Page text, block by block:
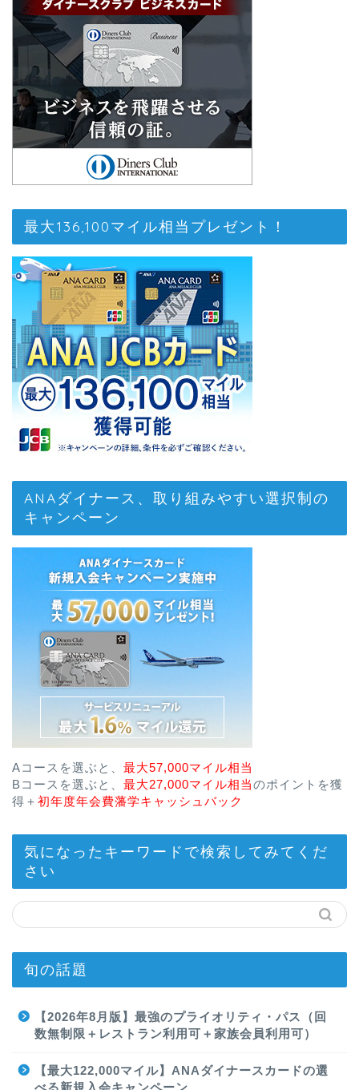
最大136,100マイル相当プレゼント！
ANAダイナース、取り組みやすい選択制の
キャンペーン
Aコースを選ぶと、 最大57,000マイル相当
Bコースを選ぶと、 最大27,000マイル相当のポイントを獲
得＋ 初年度年会費藩学キャッシュバック
気になったキーワードで検索してみてくだ
さい
旬の話題
【2026年8月版】最強のプライオリティ・パス（回
数無制限＋レストラン利用可＋家族会員利用可）
【最大122,000マイル】ANAダイナースカードの選